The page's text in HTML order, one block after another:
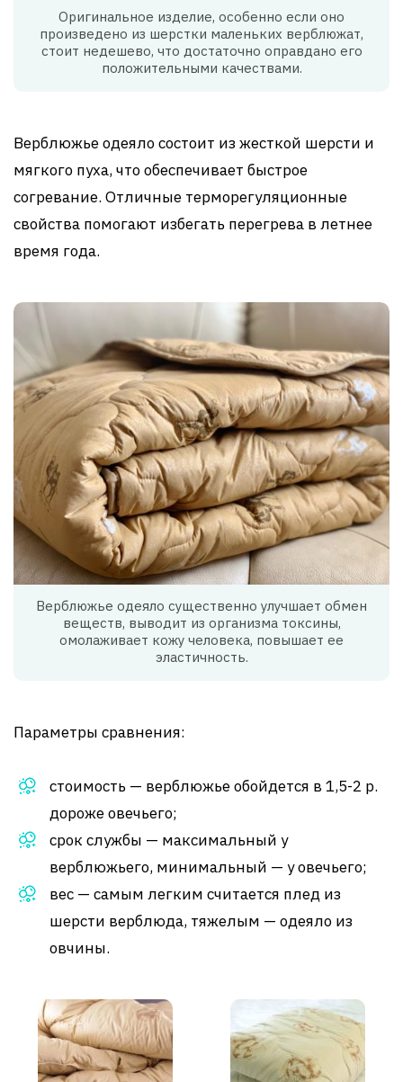
Оригинальное изделие, особенно если оно
произведено из шерстки маленьких верблюжат,
стоит недешево, что достаточно оправдано его
положительными качествами.
Верблюжье одеяло состоит из жесткой шерсти и
мягкого пуха, что обеспечивает быстрое
согревание. Отличные терморегуляционные
свойства помогают избегать перегрева в летнее
время года.
Верблюжье одеяло существенно улучшает обмен
веществ, выводит из организма токсины,
омолаживает кожу человека, повышает ее
эластичность.
Параметры сравнения:
стоимость — верблюжье обойдется в 1,5-2 р.
дороже овечьего;
срок службы — максимальный у
верблюжьего, минимальный — у овечьего;
вес — самым легким считается плед из
шерсти верблюда, тяжелым — одеяло из
овчины.